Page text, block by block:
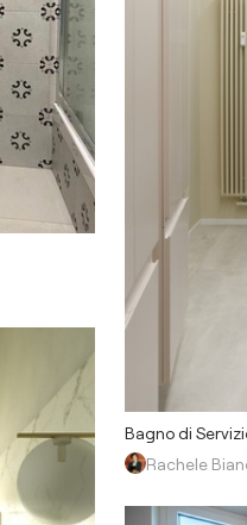
Bagno di
Rachele